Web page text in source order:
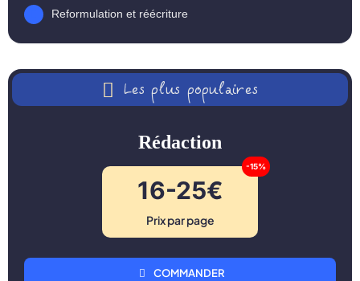
Reformulation et réécriture
Les plus populaires
Rédaction
16-25€
Prix par page
-15%
COMMANDER